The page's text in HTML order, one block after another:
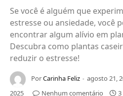
Se você é alguém que
estresse ou ansiedade, você
encontrar algum alívio em
Descubra como plantas
reduzir o estresse!
PorCarinha Feliz agosto 21,
2025
Nenhum comentário